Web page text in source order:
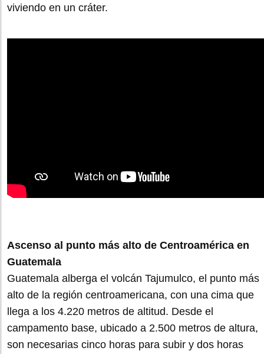
viviendo en un cráter.
Ascenso al punto más alto de Centroamérica en
Guatemala
Guatemala alberga el volcán Tajumulco, el punto más
alto de la región centroamericana, con una cima que
llega a los 4.220 metros de altitud. Desde el
campamento base, ubicado a 2.500 metros de altura,
son necesarias cinco horas para subir y dos horas